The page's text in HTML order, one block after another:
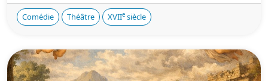
Comédie Théâtre XVIIe siècle